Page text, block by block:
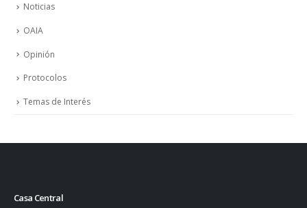
Noticias
OAIA
Opinión
Protocolos
Temas de Interés
Casa Central